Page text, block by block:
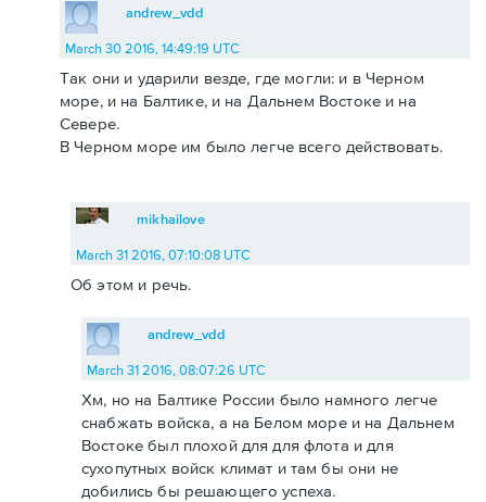
andrew_vdd
March 30 2016, 14:49:19 UTC
Так они и ударили везде, где могли: и в Черном
море, и на Балтике, и на Дальнем Востоке и на
Севере.
В Черном море им было легче всего действовать.
mikhailove
March 31 2016, 07:10:08 UTC
Об этом и речь.
andrew_vdd
March 31 2016, 08:07:26 UTC
Хм, но на Балтике России было намного легче
снабжать войска, а на Белом море и на Дальнем
Востоке был плохой для для флота и для
сухопутных войск климат и там бы они не
добились бы решающего успеха.